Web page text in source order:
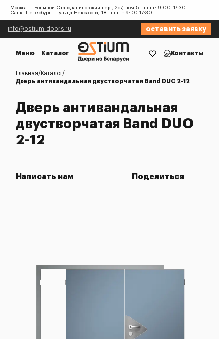
г. Москва
Большой Староданиловский пер., 2с7, пом.5. пн-пт: 9:00–17:30
г. Санкт-Петербург
улица Некрасова, 18. пн-пт: 9:00-17:30
info@ostium-doors.ru оставить заявку
Меню Каталог Контакты
Главная
Каталог
Дверь антивандальная двустворчатая Band DUO 2-12
Дверь антивандальная
двустворчатая Band DUO
2-12
Написать нам Поделиться